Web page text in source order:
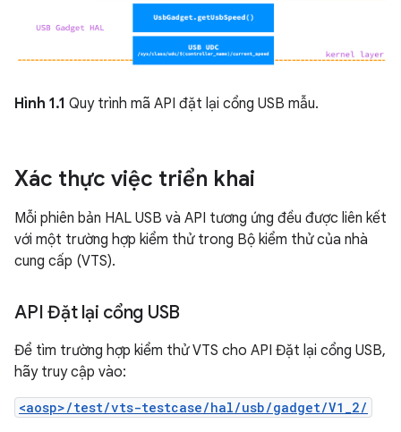
Hình 1.1 Quy trình mã API đặt lại cổng USB mẫu.
Xác thực việc triển khai
Mỗi phiên bản HAL USB và API tương ứng đều được liên kết
với một trường hợp kiểm thử trong Bộ kiểm thử của nhà
cung cấp (VTS).
API Đặt lại cổng USB
Để tìm trường hợp kiểm thử VTS cho API Đặt lại cổng USB,
hãy truy cập vào:
<aosp>/test/vts-testcase/hal/usb/gadget/V1_2/